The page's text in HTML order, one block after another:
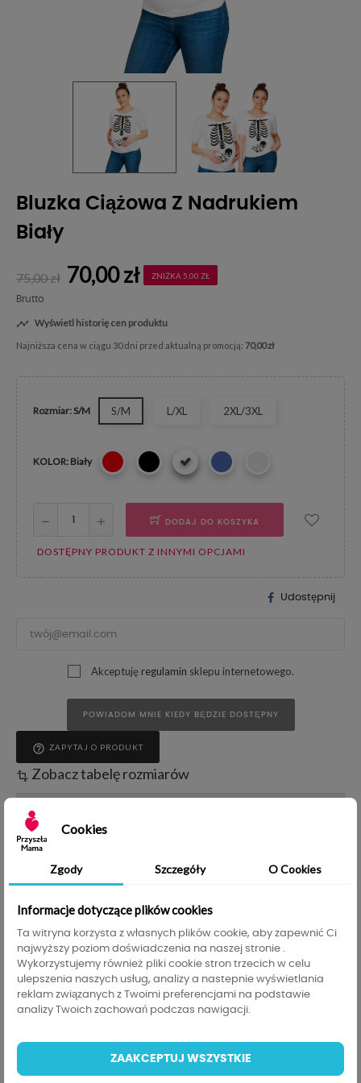
Bluzka Ciążowa Z Nadrukiem
Biały
75,00 zł 70,00 zł ZNIŻKA 5,00 ZŁ
Brutto
 Wyświetl historię cen produktu
Najniższa cena w ciągu 30 dni przed aktualną promocją: 70,00 zł
Rozmiar: S/M S/M L/XL 2XL/3XL
KOLOR: Biały
DODAJ DO KOSZYKA
DOSTĘPNY PRODUKT Z INNYMI OPCJAMI
Udostępnij
Akceptuję regulamin sklepu internetowego.
POWIADOM MNIE KIEDY BĘDZIE DOSTĘPNY
help_outline ZAPYTAJ O PRODUKT
transform Zobacz tabelę rozmiarów
dostawa obowiązuje od
Opis Szczegóły produktu
Tabela rozmiarów
Informacje GPSR
BLUZKA CIĄŻOWA NA
KAŻDĄ OKAZJĘ!!!
SPRAWDŹ NASZE INNE AUKCJE
Cookies
Zgody Szczegóły O Cookies
Informacje dotyczące plików cookies
Ta witryna korzysta z własnych plików cookie, aby zapewnić Ci
najwyższy poziom doświadczenia na naszej stronie .
Wykorzystujemy również pliki cookie stron trzecich w celu
ulepszenia naszych usług, analizy a nastepnie wyświetlania
reklam związanych z Twoimi preferencjami na podstawie
analizy Twoich zachowań podczas nawigacji.
ZAAKCEPTUJ WSZYSTKIE